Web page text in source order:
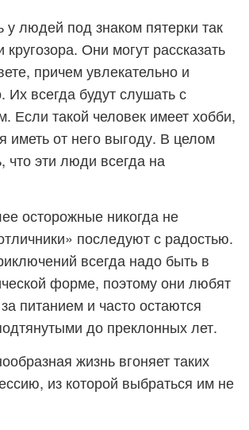
у людей под знаком пятерки так
кругозора. Они могут рассказать
причем увлекательно и
Их всегда будут слушать с
Если такой человек имеет хобби,
иметь от него выгоду. В целом
что эти люди всегда на
осторожные никогда не
последуют с радостью.
всегда надо быть в
форме, поэтому они любят
питанием и часто остаются
до преклонных лет.
жизнь вгоняет таких
из которой выбраться им не